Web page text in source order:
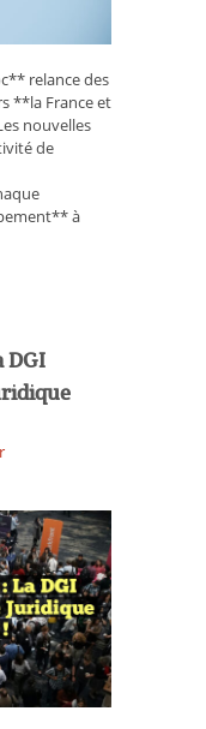
relance des
**la France et
nouvelles
de
à
DGI